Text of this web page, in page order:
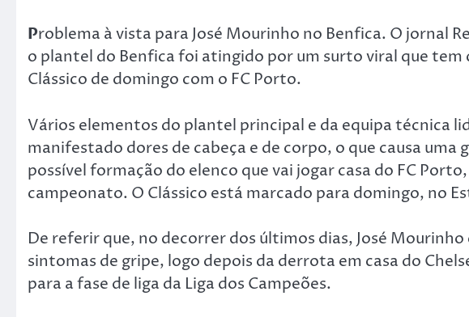
Problema à vista para José Mourinho no Benfica. O jornal
o plantel do Benfica foi atingido por um surto viral que
Clássico de domingo com o FC Porto.
Vários elementos do plantel principal e da equipa técnica
manifestado dores de cabeça e de corpo, o que causa
possível formação do elenco que vai jogar casa do FC
campeonato. O Clássico está marcado para domingo, no
De referir que, no decorrer dos últimos dias, José
sintomas de gripe, logo depois da derrota em casa do
para a fase de liga da Liga dos Campeões.